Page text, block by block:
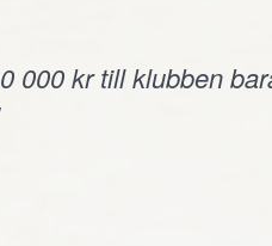
000 kr till klubben